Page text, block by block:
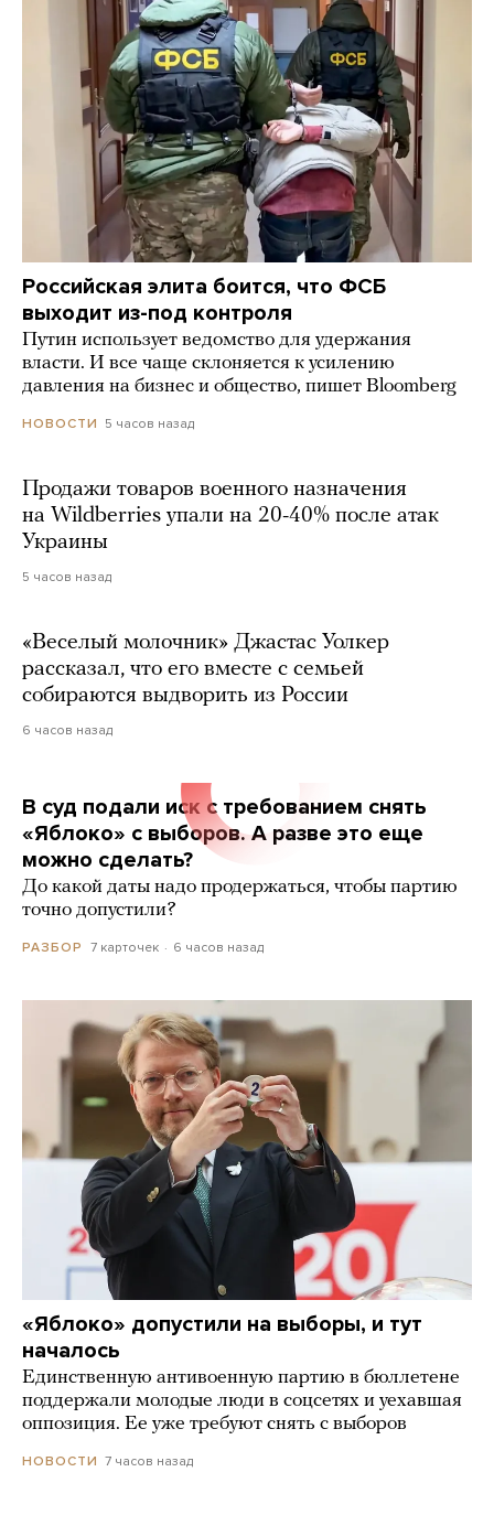
Российская элита боится, что ФСБ
выходит из-под контроля
Путин использует ведомство для удержания
власти. И все чаще склоняется к усилению
давления на бизнес и общество, пишет Bloomberg
НОВОСТИ 5 часов назад
Продажи товаров военного назначения
на Wildberries упали на 20-40% после атак
Украины
5 часов назад
«Веселый молочник» Джастас Уолкер
рассказал, что его вместе с семьей
собираются выдворить из России
6 часов назад
В суд подали иск с требованием снять
«Яблоко» с выборов. А разве это еще
можно сделать?
До какой даты надо продержаться, чтобы партию
точно допустили?
РАЗБОР 7 карточек 6 часов назад
«Яблоко» допустили на выборы, и тут
началось
Единственную антивоенную партию в бюллетене
поддержали молодые люди в соцсетях и уехавшая
оппозиция. Ее уже требуют снять с выборов
НОВОСТИ 7 часов назад